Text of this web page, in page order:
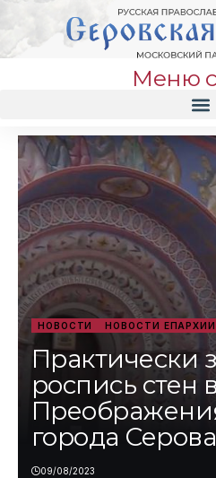
Меню
НОВОСТИ НОВОСТИ ЕПАРХИИ
Практически
роспись стен
города Серова
09/08/2023